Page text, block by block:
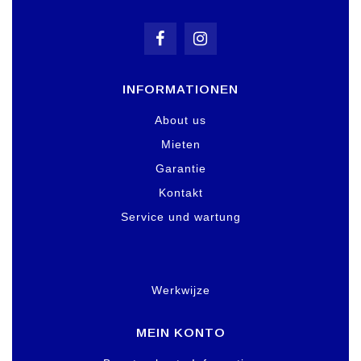
INFORMATIONEN
About us
Mieten
Garantie
Kontakt
Service und wartung
Werkwijze
MEIN KONTO